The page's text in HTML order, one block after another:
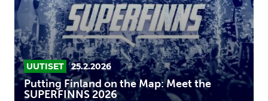
Meet
the
SUPERFINNS
2026
UUTISET 25.2.2026
Putting Finland on the Map: Meet the
SUPERFINNS 2026